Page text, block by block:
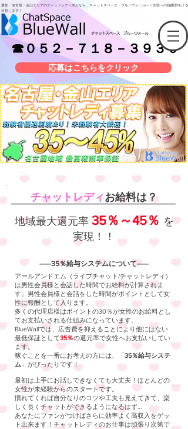
愛知・名古屋・金山エリアのチャットレディ求人なら、チャットスペース・ブルーウォールへ！女性への報酬率No１を
目指します！
☎０５２－７１８－３９３０
応募はこちらをクリック
-----35％給与システムについて-----
アールアンドエム（ライブチャット/チャットレディ）
は男性会員様と会話した時間でお給料が計算されま
す。男性会員様と会話をした時間がポイントとして女
性に報酬として入ります。
多くの代理店様はポイントの30％が女性のお給料とし
てお支払いされる仕組みになっています。
BlueWallでは、広告費を抑えることにより他にはない
最低保証として35％の還元率で女性へお支払いしてい
ます。
稼ぐことを一番にお考えの方には、「35％給与システ
ム 」がぴったりです！
最初は上手にお話しできなくても大丈夫！ほとんどの
女性が未経験からのスタートです。
慣れてくれば自分なりのコツや工夫も見えてきて、楽
しく長くチャットができるようになるはず…
あなたにファンがつけばさらに効率よく高収入をゲッ
ト出来ます！チャットレディのお仕事は頑張り次第で
チャットレディお給料は？
​地域最大還元率 35％～45％ を
実現！！